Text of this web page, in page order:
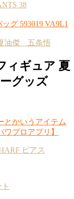
38
グ 593019 VA9L1
油傑 五条悟
ィギュア 夏
グッズ
とかいうアイテム
プロアプリ】
ピアス